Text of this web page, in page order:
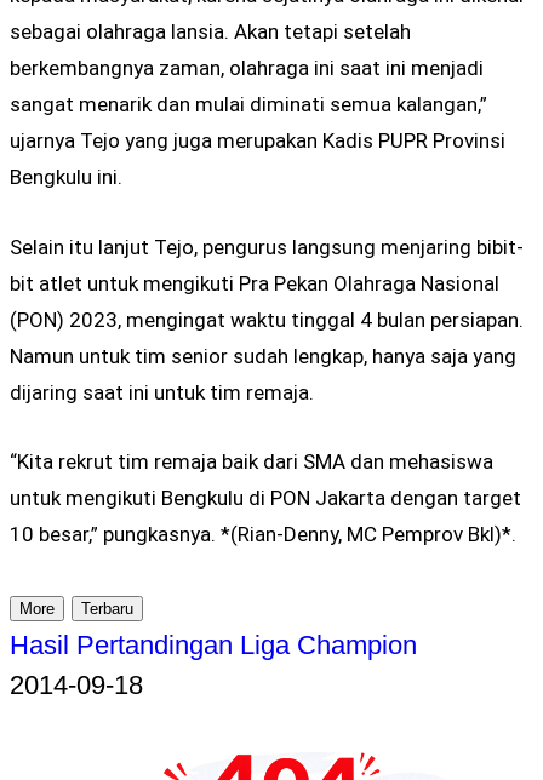
sebagai olahraga lansia. Akan tetapi setelah
berkembangnya zaman, olahraga ini saat ini menjadi
sangat menarik dan mulai diminati semua kalangan,”
ujarnya Tejo yang juga merupakan Kadis PUPR Provinsi
Bengkulu ini.
Selain itu lanjut Tejo, pengurus langsung menjaring bibit-
bit atlet untuk mengikuti Pra Pekan Olahraga Nasional
(PON) 2023, mengingat waktu tinggal 4 bulan persiapan.
Namun untuk tim senior sudah lengkap, hanya saja yang
dijaring saat ini untuk tim remaja.
“Kita rekrut tim remaja baik dari SMA dan mehasiswa
untuk mengikuti Bengkulu di PON Jakarta dengan target
10 besar,” pungkasnya. *(Rian-Denny, MC Pemprov Bkl)*.
More Terbaru
Hasil Pertandingan Liga Champion
2014-09-18